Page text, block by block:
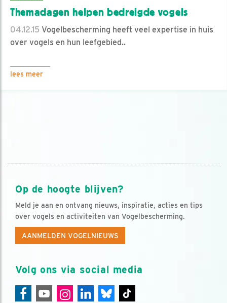
Themadagen helpen bedreigde vogels
04.12.15 Vogelbescherming heeft veel expertise in huis
over vogels en hun leefgebied..
lees meer
Op de hoogte blijven?
Meld je aan en ontvang nieuws, inspiratie, acties en tips
over vogels en activiteiten van Vogelbescherming.
AANMELDEN VOGELNIEUWS
Volg ons via social media